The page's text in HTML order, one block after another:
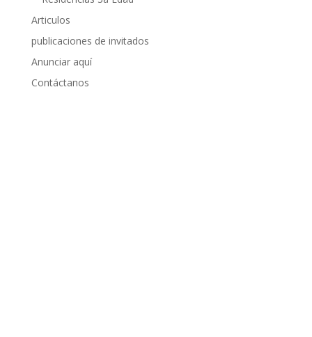
Articulos
publicaciones de invitados
Anunciar aquí
Contáctanos